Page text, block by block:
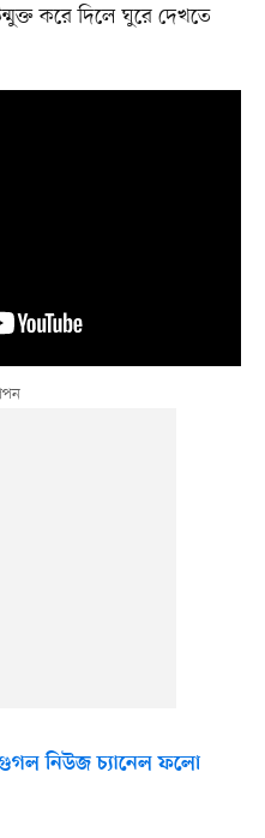
করে দিলে ঘুরে দেখতে
নিউজ চ্যানেল ফলো